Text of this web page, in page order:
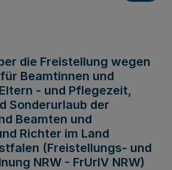
die Freistellung wegen
Beamtinnen und
- und Pflegezeit,
Sonderurlaub der
Beamten und
Richter im Land
(Freistellungs- und
NRW - FrUrlV NRW)